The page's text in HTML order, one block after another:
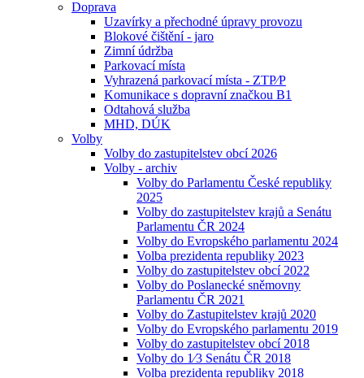
Doprava
Uzavírky a přechodné úpravy provozu
Blokové čištění - jaro
Zimní údržba
Parkovací místa
Vyhrazená parkovací místa - ZTP⁄P
Komunikace s dopravní značkou B1
Odtahová služba
MHD, DÚK
Volby
Volby do zastupitelstev obcí 2026
Volby - archiv
Volby do Parlamentu České republiky
2025
Volby do zastupitelstev krajů a Senátu
Parlamentu ČR 2024
Volby do Evropského parlamentu 2024
Volba prezidenta republiky 2023
Volby do zastupitelstev obcí 2022
Volby do Poslanecké sněmovny
Parlamentu ČR 2021
Volby do Zastupitelstev krajů 2020
Volby do Evropského parlamentu 2019
Volby do zastupitelstev obcí 2018
Volby do 1⁄3 Senátu ČR 2018
Volba prezidenta republiky 2018